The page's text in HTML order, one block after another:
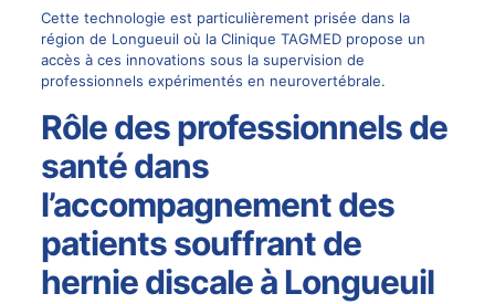
Cette technologie est particulièrement prisée dans la
région de Longueuil où la Clinique TAGMEDpropose un
accès à ces innovations sous la supervision de
professionnels expérimentés en neurovertébrale.
Rôle des professionnels de
santé dans
l’accompagnement des
patients souffrant de
hernie discale à Longueuil